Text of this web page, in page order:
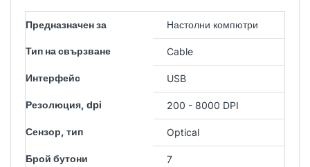
Предназначен за Настолни компютри
Тип на свързване Cable
Интерфейс USB
Резолюция, dpi 200 - 8000 DPI
Сензор, тип Optical
Брой бутони 7